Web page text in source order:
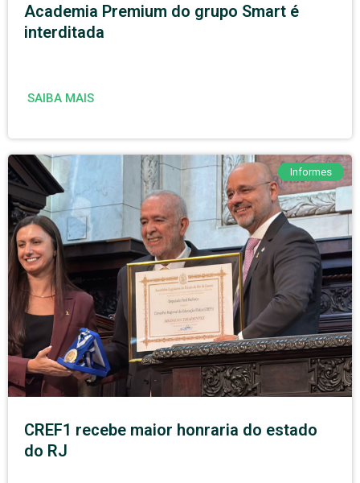
Academia Premium do grupo Smart é
interditada
SAIBA MAIS
Informes
CREF1 recebe maior honraria do estado
do RJ